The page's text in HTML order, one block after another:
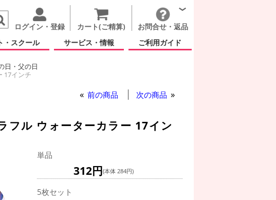
ログイン・登録 カート(ご精算)
お問合せ・返品
・スクール サービス・情報 ご利用ガイド
日・父の日
17インチ
前の商品 次の商品
フル ウォーターカラー 17イン
単品
312円(本体 284円)
5枚セット